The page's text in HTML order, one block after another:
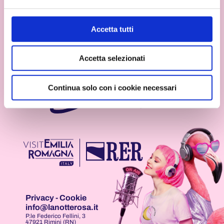
informazioni complete sul trattamento dati clicca qui:
Accetta tutti
Accetta selezionati
Continua solo con i cookie necessari
NOTTEROSA
NOTTEROSA
NOTTEROSA
Dichiaro di aver letto e di accettare iterminie le condizioni
Privacy-Cookie
info@lanotterosa.it
P.le Federico Fellini, 3
47921 Rimini (RN)